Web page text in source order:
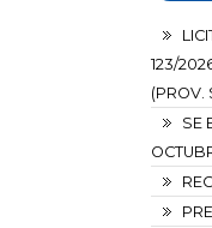
123/
(PROV.
SE